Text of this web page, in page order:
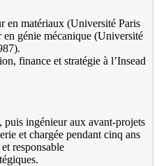
en matériaux (Université Paris
génie mécanique (Université
finance et stratégie à l’Insead
puis ingénieur aux avant-projets
et chargée pendant cinq ans
responsable